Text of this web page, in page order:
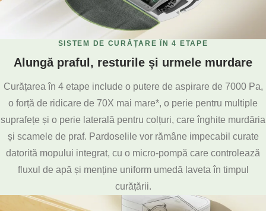
SISTEM DE CURĂȚARE ÎN 4 ETAPE
Alungă praful, resturile și urmele murdare
Curățarea în 4 etape include o putere de aspirare de 7000 Pa,
o forță de ridicare de 70X mai mare*, o perie pentru multiple
suprafețe și o perie laterală pentru colțuri, care înghite murdăria
și scamele de praf. Pardoselile vor rămâne impecabil curate
datorită mopului integrat, cu o micro-pompă care controlează
fluxul de apă și menține uniform umedă laveta în timpul
curățării.